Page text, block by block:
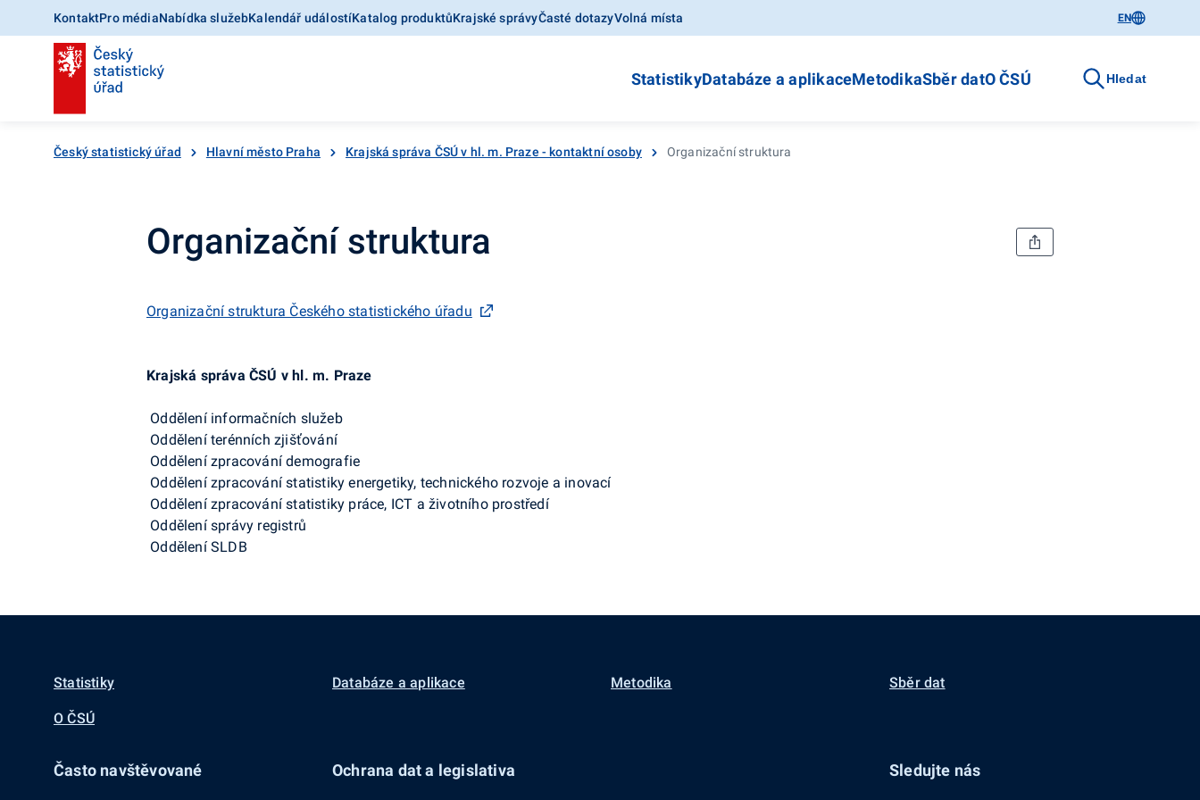
KontaktPro médiaNabídka služebKalendář událostíKatalog produktůKrajské správyČasté dotazyVolná místa EN
StatistikyDatabáze a aplikaceMetodikaSběr datO ČSÚ Hledat
Český statistický úřad Hlavní město Praha Krajská správa ČSÚ v hl. m. Praze - kontaktní osoby Organizační struktura
Organizační struktura
Organizační struktura Českého statistického úřadu
Krajská správa ČSÚ v hl. m. Praze
Oddělení informačních služeb
Oddělení terénních zjišťování
Oddělení zpracování demografie
Oddělení zpracování statistiky energetiky, technického rozvoje a inovací
Oddělení zpracování statistiky práce, ICT a životního prostředí
Oddělení správy registrů
Oddělení SLDB
Statistiky Databáze a aplikace Metodika Sběr dat
O ČSÚ
Často navštěvované Ochrana dat a legislativa Sledujte nás